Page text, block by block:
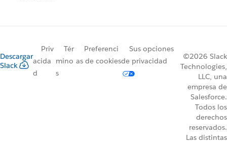
Descargar
Slack
Priv
acida
d
Tér
mino
s
Preferenci
as de cookies
Sus opciones
de privacidad
©2026 Slack
Technologies,
LLC, una
empresa de
Salesforce.
Todos los
derechos
reservados.
Las distintas